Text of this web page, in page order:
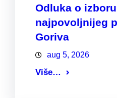
Odluka o izboru
najpovoljnijeg
Goriva
aug 5, 2026
Više…